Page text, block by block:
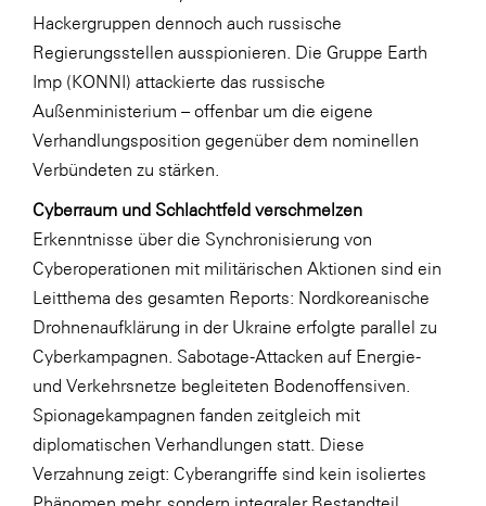
Hackergruppen dennoch auch russische
Regierungsstellen ausspionieren. Die Gruppe Earth
Imp (KONNI) attackierte das russische
Außenministerium – offenbar um die eigene
Verhandlungsposition gegenüber dem nominellen
Verbündeten zu stärken.
Cyberraum und Schlachtfeld verschmelzen
Erkenntnisse über die Synchronisierung von
Cyberoperationen mit militärischen Aktionen sind ein
Leitthema des gesamten Reports: Nordkoreanische
Drohnenaufklärung in der Ukraine erfolgte parallel zu
Cyberkampagnen. Sabotage-Attacken auf Energie-
und Verkehrsnetze begleiteten Bodenoffensiven.
Spionagekampagnen fanden zeitgleich mit
diplomatischen Verhandlungen statt. Diese
Verzahnung zeigt: Cyberangriffe sind kein isoliertes